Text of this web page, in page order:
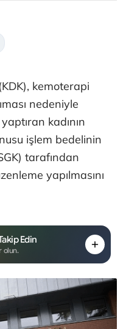
kemoterapi
nedeniyle
kadının
işlem bedelinin
tarafından
yapılmasını
Edin
olun.